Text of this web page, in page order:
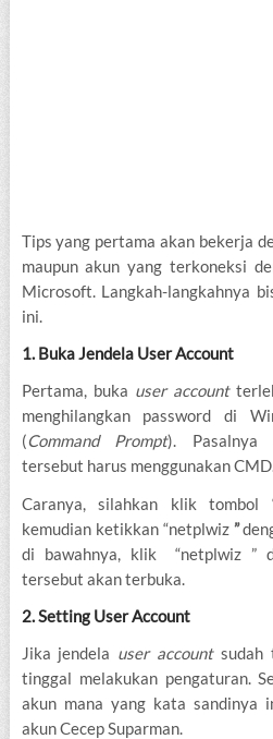
Tips yang pertama akan bekerja
maupun akun yang terkoneksi
Microsoft. Langkah-langkahnya
ini.
1. Buka Jendela User Account
Pertama, buka user account
menghilangkan password di
(Command Prompt). Pasalnya
tersebut harus menggunakan
Caranya, silahkan klik tombol
kemudian ketikkan “netplwiz ”
di bawahnya, klik “netplwiz ”
tersebut akan terbuka.
2. Setting User Account
Jika jendela user accountsudah
tinggal melakukan pengaturan.
akun mana yang kata sandinya
akun Cecep Suparman.